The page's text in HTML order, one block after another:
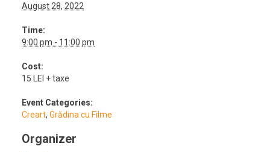
August 28, 2022
Time:
9:00 pm - 11:00 pm
Cost:
15 LEI + taxe
Event Categories:
Creart,Grădina cu Filme
Organizer